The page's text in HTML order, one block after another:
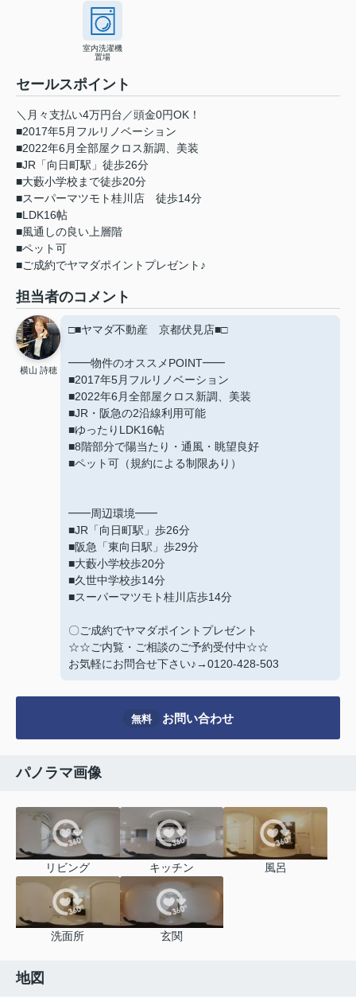
室内洗濯機
置場
セールスポイント
＼月々支払い4万円台／頭金0円OK！
■2017年5月フルリノベーション
■2022年6月全部屋クロス新調、美装
■JR「向日町駅」徒歩26分
■大藪小学校まで徒歩20分
■スーパーマツモト桂川店 徒歩14分
■LDK16帖
■風通しの良い上層階
■ペット可
■ご成約でヤマダポイントプレゼント♪
担当者のコメント
横山 詩穂
□■ヤマダ不動産 京都伏見店■□
━━物件のオススメPOINT━━
■2017年5月フルリノベーション
■2022年6月全部屋クロス新調、美装
■JR・阪急の2沿線利用可能
■ゆったりLDK16帖
■8階部分で陽当たり・通風・眺望良好
■ペット可（規約による制限あり）
━━周辺環境━━
■JR「向日町駅」歩26分
■阪急「東向日駅」歩29分
■大藪小学校歩20分
■久世中学校歩14分
■スーパーマツモト桂川店歩14分
〇ご成約でヤマダポイントプレゼント
☆☆ご内覧・ご相談のご予約受付中☆☆
お気軽にお問合せ下さい♪→0120-428-503
無料 お問い合わせ
パノラマ画像
リビング キッチン 風呂
洗面所 玄関
地図